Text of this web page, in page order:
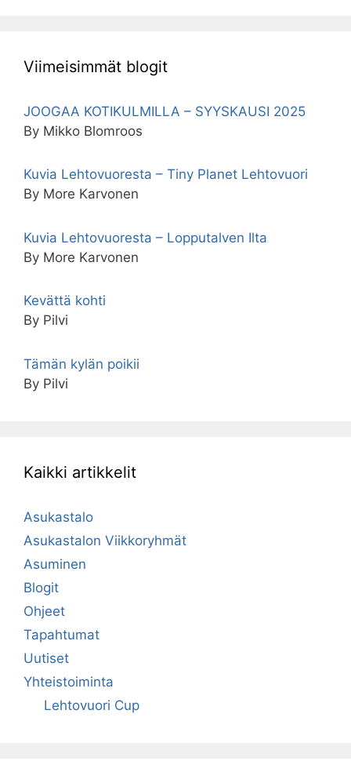
Viimeisimmät blogit
JOOGAA KOTIKULMILLA – SYYSKAUSI 2025
By Mikko Blomroos
Kuvia Lehtovuoresta – Tiny Planet Lehtovuori
By More Karvonen
Kuvia Lehtovuoresta – Lopputalven Ilta
By More Karvonen
Kevättä kohti
By Pilvi
Tämän kylän poikii
By Pilvi
Kaikki artikkelit
Asukastalo
Asukastalon Viikkoryhmät
Asuminen
Blogit
Ohjeet
Tapahtumat
Uutiset
Yhteistoiminta
Lehtovuori Cup